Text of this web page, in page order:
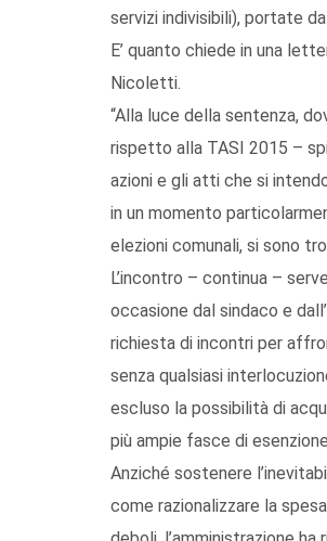
servizi indivisibili), portate
E’ quanto chiede in una
Nicoletti.
“Alla luce della sentenza,
rispetto alla TASI 2015 –
azioni e gli atti che si
in un momento
elezioni comunali, si sono
L’incontro – continua –
occasione dal sindaco e
richiesta di incontri per
senza qualsiasi
escluso la possibilità di
più ampie fasce di
Anziché sostenere
come razionalizzare la